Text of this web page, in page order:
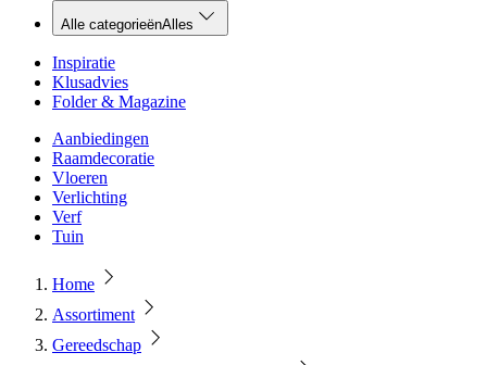
Alle categorieënAlles
Inspiratie
Klusadvies
Folder & Magazine
Aanbiedingen
Raamdecoratie
Vloeren
Verlichting
Verf
Tuin
Home
Assortiment
Gereedschap